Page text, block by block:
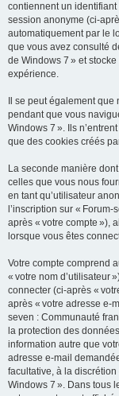
contiennent un
session anonyme (ci-
automatiquement par le
que vous avez consulté
de Windows 7 » et
expérience.
Il se peut également
pendant que vous
Windows 7 ». Ils
que des cookies créés
La seconde manière
celles que vous nous
en tant qu’utilisateur
l’inscription sur «
après « votre compte »),
lorsque vous êtes
Votre compte comprend
« votre nom d’utilisateur
connecter (ci-après «
après « votre adresse e-
seven : Communauté
la protection des
information autre que
adresse e-mail
facultative, à la
Windows 7 ». Dans tous